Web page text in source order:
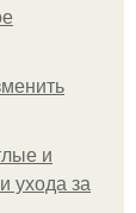
и
ухода за